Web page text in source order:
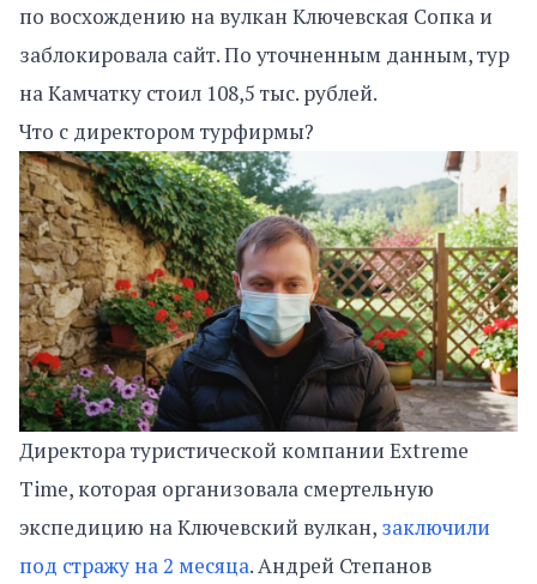
по восхождению на вулкан Ключевская Сопка и
заблокировала сайт. По уточненным данным, тур
на Камчатку стоил 108,5 тыс. рублей.
Что с директором турфирмы?
Директора туристической компании Extreme
Time, которая организовала смертельную
экспедицию на Ключевский вулкан, заключили
под стражу на 2 месяца. Андрей Степанов